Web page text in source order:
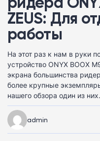
ZEUS: Для
работы
На этот раз к нам в руки
устройство ONYX BOOX
экрана большинства
более крупные
нашего обзора один из них.
admin